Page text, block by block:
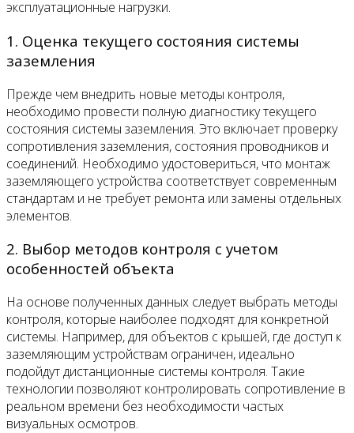
эксплуатационные нагрузки.
1. Оценка текущего состояния системы
заземления
Прежде чем внедрить новые методы контроля,
необходимо провести полную диагностику текущего
состояния системы заземления. Это включает проверку
сопротивления заземления, состояния проводников и
соединений. Необходимо удостовериться, что монтаж
заземляющего устройства соответствует современным
стандартам и не требует ремонта или замены отдельных
элементов.
2. Выбор методов контроля с учетом
особенностей объекта
На основе полученных данных следует выбрать методы
контроля, которые наиболее подходят для конкретной
системы. Например, для объектов с крышей, где доступ к
заземляющим устройствам ограничен, идеально
подойдут дистанционные системы контроля. Такие
технологии позволяют контролировать сопротивление в
реальном времени без необходимости частых
визуальных осмотров.